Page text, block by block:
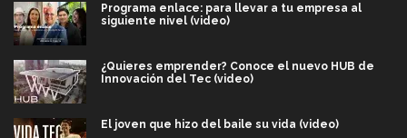
Programa enlace: para llevar a tu empresa al
siguiente nivel (video)
¿Quieres emprender? Conoce el nuevo HUB de
Innovación del Tec (video)
El joven que hizo del baile su vida (video)